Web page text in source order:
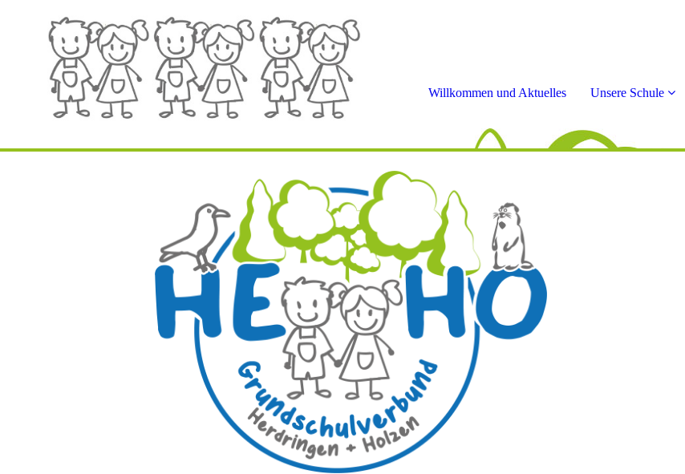
Willkommen und Aktuelles Unsere Schule